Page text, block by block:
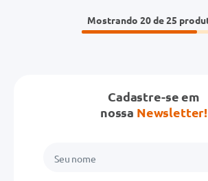
Mostrando 20 de 25
Cadastre-se em
nossa Newsletter!